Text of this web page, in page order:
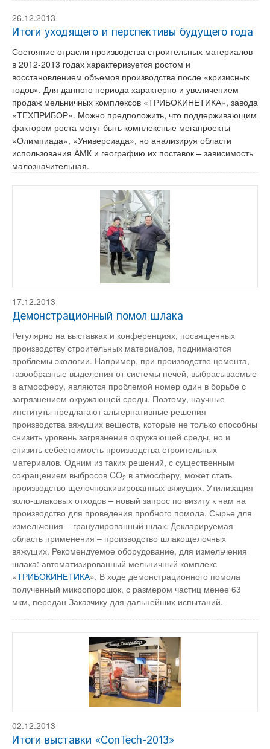
26.12.2013
Итоги уходящего и перспективы будущего года
Состояние отрасли производства строительных материалов
в 2012-2013 годах характеризуется ростом и
восстановлением объемов производства после «кризисных
годов». Для данного периода характерно и увеличением
продаж мельничных комплексов «ТРИБОКИНЕТИКА», завода
«ТЕХПРИБОР». Можно предположить, что поддерживающим
фактором роста могут быть комплексные мегапроекты
«Олимпиада», «Универсиада», но анализируя области
использования АМК и географию их поставок – зависимость
малозначительная.
17.12.2013
Демонстрационный помол шлака
Регулярно на выставках и конференциях, посвященных
производству строительных материалов, поднимаются
проблемы экологии. Например, при производстве цемента,
газообразные выделения от системы печей, выбрасываемые
в атмосферу, являются проблемой номер один в борьбе с
загрязнением окружающей среды. Поэтому, научные
институты предлагают альтернативные решения
производства вяжущих веществ, которые не только способны
снизить уровень загрязнения окружающей среды, но и
снизить себестоимость производства строительных
материалов. Одним из таких решений, с существенным
сокращением выбросов CO2 в атмосферу, может стать
производство щелочноакивированных вяжущих. Утилизация
золо-шлаковых отходов – новый запрос по визиту к нам на
производство для проведения пробного помола. Сырье для
измельчения – гранулированный шлак. Декларируемая
область применения – производство шлакощелочных
вяжущих. Рекомендуемое оборудование, для измельчения
шлака: автоматизированный мельничный комплекс
«ТРИБОКИНЕТИКА». В ходе демонстрационного помола
полученный микропорошок, с размером частиц менее 63
мкм, передан Заказчику для дальнейших испытаний.
02.12.2013
Итоги выставки «ConTech-2013»